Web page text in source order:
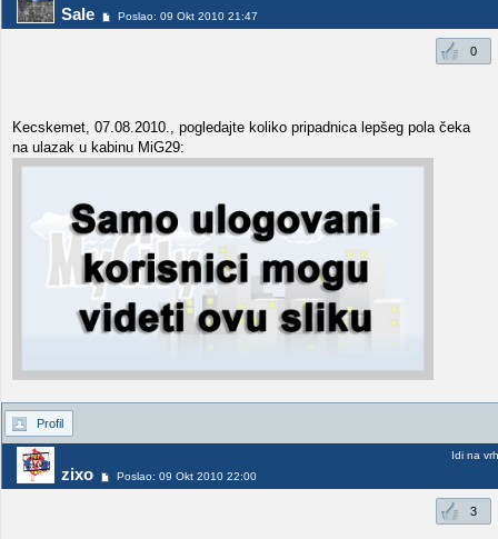
Sale Poslao: 09 Okt 2010 21:47
0
Kecskemet, 07.08.2010., pogledajte koliko pripadnica lepšeg pola čeka
na ulazak u kabinu MiG29:
Profil
zixo Poslao: 09 Okt 2010 22:00
Idi na vrh
3